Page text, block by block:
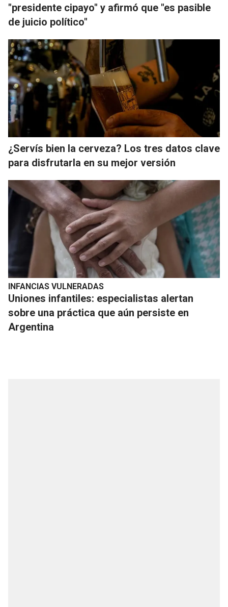
"presidente cipayo" y afirmó que "es pasible
de juicio político"
¿Servís bien la cerveza? Los tres datos clave
para disfrutarla en su mejor versión
INFANCIAS VULNERADAS
Uniones infantiles: especialistas alertan
sobre una práctica que aún persiste en
Argentina